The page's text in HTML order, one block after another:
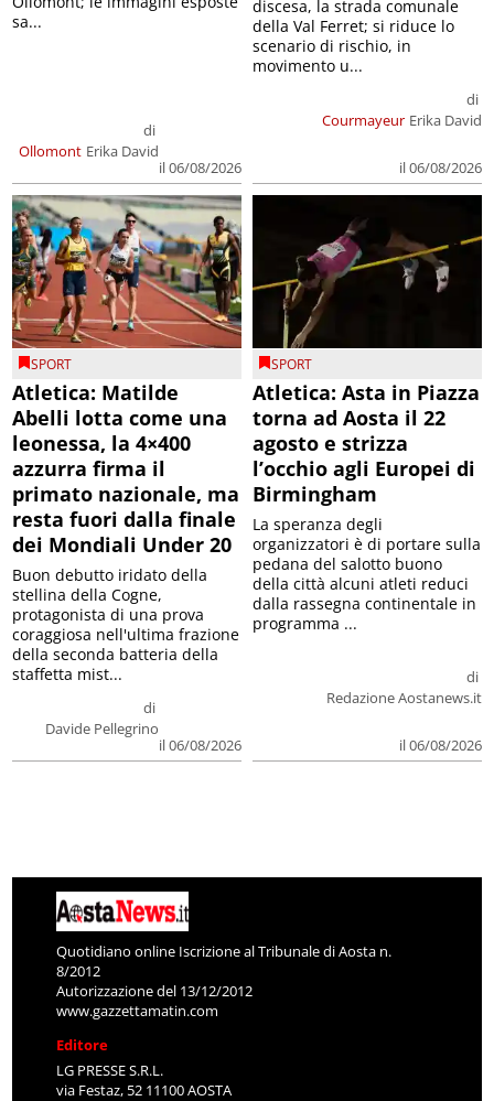
Ollomont
di
Erika David
il 06/08/2026
sa...
Courmayeur
di
Erika David
il 06/08/2026
discesa, la strada comunale
della Val Ferret; si riduce lo
scenario di rischio, in
movimento u...
SPORT
Atletica: Matilde
Abelli lotta come una
leonessa, la 4×400
azzurra firma il
primato nazionale, ma
resta fuori dalla finale
dei Mondiali Under 20
di
Davide Pellegrino
il 06/08/2026
Buon debutto iridato della
stellina della Cogne,
protagonista di una prova
coraggiosa nell'ultima frazione
della seconda batteria della
staffetta mist...
SPORT
Atletica: Asta in Piazza
torna ad Aosta il 22
agosto e strizza
l’occhio agli Europei di
Birmingham
di
Redazione Aostanews.it
il 06/08/2026
La speranza degli
organizzatori è di portare sulla
pedana del salotto buono
della città alcuni atleti reduci
dalla rassegna continentale in
programma ...
Quotidiano online Iscrizione al Tribunale di Aosta n.
8/2012
Autorizzazione del 13/12/2012
www.gazzettamatin.com
Editore
LG PRESSE S.R.L.
via Festaz, 52 11100 AOSTA